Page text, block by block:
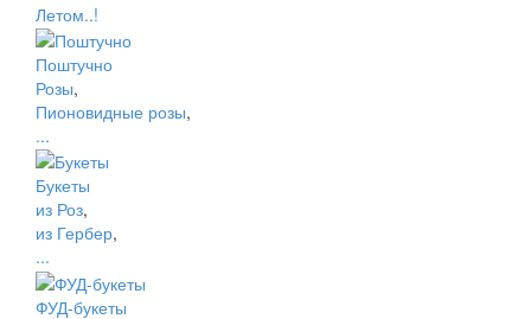
Летом..!
Поштучно
Розы,
Пионовидные розы,
...
Букеты
из Роз,
из Гербер,
...
ФУД-букеты